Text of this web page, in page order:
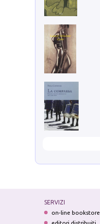
SERVIZI
on-line bookstore